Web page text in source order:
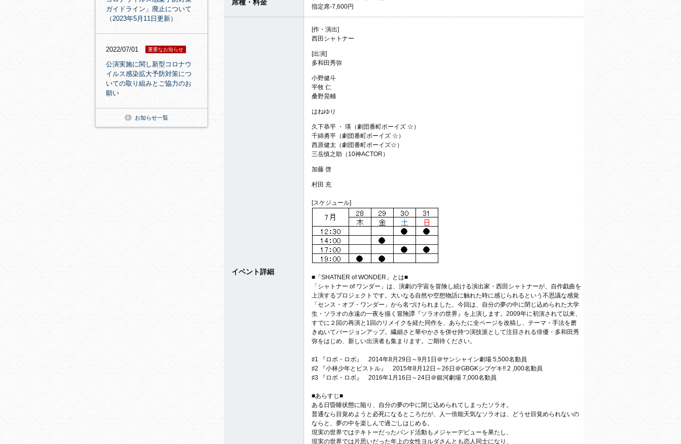
席種・料金
指定席-7,600円
イベント詳細
[作・演出]
西田シャトナー
[出演]
多和田秀弥
小野健斗
平牧 仁
桑野晃輔
はねゆり
久下恭平 ・ 瑛（劇団番町ボーイズ ☆）
千綿勇平（劇団番町ボーイズ ☆）
西原健太（劇団番町ボーイズ☆）
三岳慎之助（10神ACTOR）
加藤 啓
村田 充
[スケジュール]
■「SHATNER of WONDER」とは■
「シャトナー of ワンダー」は、演劇の宇宙を冒険し続ける演出家・西田シャトナーが、自作戯曲を
上演するプロジェクトです。大いなる自然や空想物語に触れた時に感じられるという不思議な感覚
「センス・オブ・ワンダー」から名づけられました。今回は、自分の夢の中に閉じ込められた大学
生・ソラオの永遠の一夜を描く冒険譚『ソラオの世界』を上演します。2009年に初演されて以来、
すでに２回の再演と1回のリメイクを経た同作を、あらたに全ページを改稿し、テーマ・手法を磨
きぬいてバージョンアップ。繊細さと華やかさを併せ持つ演技派として注目される俳優・多和田秀
弥をはじめ、新しい出演者も集まります。ご期待ください。
♯1 『ロボ・ロボ』 2014年8月29日～9月1日＠サンシャイン劇場 5,500名動員
♯2 『小林少年とピストル』 2015年8月12日～26日＠GBGKシブゲキ!! 2 ,000名動員
♯3 『ロボ・ロボ』 2016年1月16日～24日＠銀河劇場 7,000名動員
■あらすじ■
ある日昏睡状態に陥り、自分の夢の中に閉じ込められてしまったソラオ。
普通なら目覚めようと必死になるところだが、人一倍能天気なソラオは、どうせ目覚められないの
ならと、夢の中を楽しんで過ごしはじめる。
現実の世界ではテキトーだったバンド活動もメジャーデビューを果たし、
現実の世界では片思いだった年上の女性ヨルダさんとも恋人同士になり、
ガイドライン」廃止について
（2023年5月11日更新）
2022/07/01 重要なお知らせ
公演実施に関し新型コロナウ
イルス感染拡大予防対策につ
いての取り組みとご協力のお
願い
お知らせ一覧